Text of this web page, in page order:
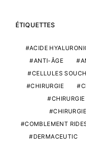
ÉTIQUETTES
ACIDE
ANTI-ÂGE
CELLULES
CHIRURGIE
COMBLEMENT
DERMACEUTIC